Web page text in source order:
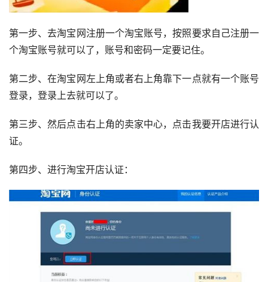
第一步、去淘宝网注册一个淘宝账号，按照要求自己注册一
个淘宝账号就可以了，账号和密码一定要记住。
第二步、在淘宝网左上角或者右上角靠下一点就有一个账号
登录，登录上去就可以了。
第三步、然后点击右上角的卖家中心，点击我要开店进行认
证。
第四步、进行淘宝开店认证：